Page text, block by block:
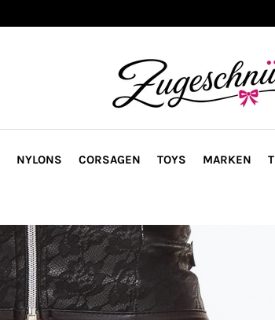
NYLONS CORSAGEN TOYS MARKEN